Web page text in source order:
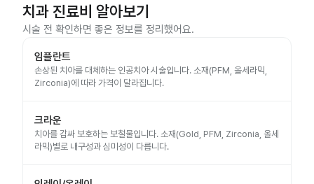
치과 진료비 알아보기
시술 전 확인하면 좋은 정보를 정리했어요.
임플란트
손상된 치아를 대체하는 인공치아 시술입니다. 소재(PFM, 올세라믹,
Zirconia)에 따라 가격이 달라집니다.
크라운
치아를 감싸 보호하는 보철물입니다. 소재(Gold, PFM, Zirconia, 올세
라믹)별로 내구성과 심미성이 다릅니다.